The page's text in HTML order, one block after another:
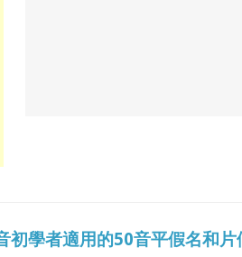
初學者適用的50音平假名和片